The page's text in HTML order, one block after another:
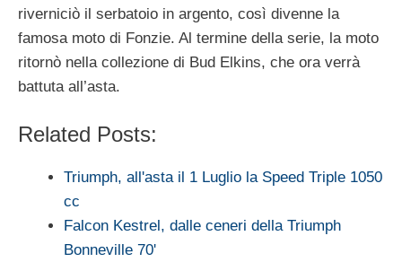
riverniciò il serbatoio in argento, così divenne la
famosa moto di Fonzie. Al termine della serie, la moto
ritornò nella collezione di Bud Elkins, che ora verrà
battuta all’asta.
Related Posts:
Triumph, all'asta il 1 Luglio la Speed Triple 1050
cc
Falcon Kestrel, dalle ceneri della Triumph
Bonneville 70'